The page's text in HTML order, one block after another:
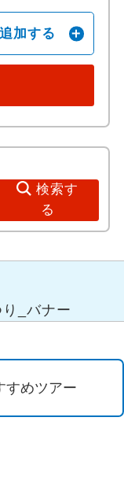
加する
検索す
る
すめツアー